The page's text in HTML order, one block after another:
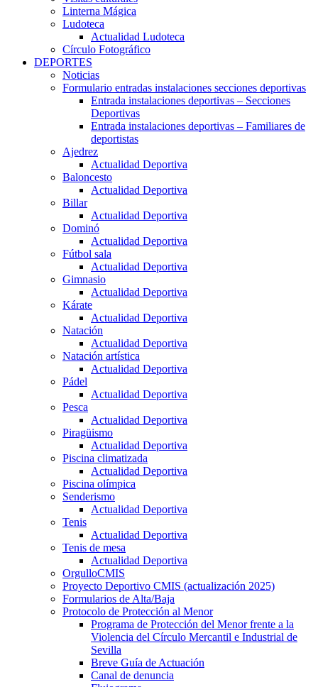
Linterna Mágica
Ludoteca
Actualidad Ludoteca
Círculo Fotográfico
DEPORTES
Noticias
Formulario entradas instalaciones secciones deportivas
Entrada instalaciones deportivas – Secciones
Deportivas
Entrada instalaciones deportivas – Familiares de
deportistas
Ajedrez
Actualidad Deportiva
Baloncesto
Actualidad Deportiva
Billar
Actualidad Deportiva
Dominó
Actualidad Deportiva
Fútbol sala
Actualidad Deportiva
Gimnasio
Actualidad Deportiva
Kárate
Actualidad Deportiva
Natación
Actualidad Deportiva
Natación artística
Actualidad Deportiva
Pádel
Actualidad Deportiva
Pesca
Actualidad Deportiva
Piragüismo
Actualidad Deportiva
Piscina climatizada
Actualidad Deportiva
Piscina olímpica
Senderismo
Actualidad Deportiva
Tenis
Actualidad Deportiva
Tenis de mesa
Actualidad Deportiva
OrgulloCMIS
Proyecto Deportivo CMIS (actualización 2025)
Formularios de Alta/Baja
Protocolo de Protección al Menor
Programa de Protección del Menor frente a la
Violencia del Círculo Mercantil e Industrial de
Sevilla
Breve Guía de Actuación
Canal de denuncia